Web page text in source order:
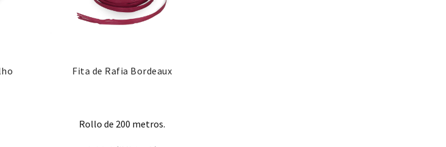
Fita de Rafia Bordeaux
Rollo de 200 metros.